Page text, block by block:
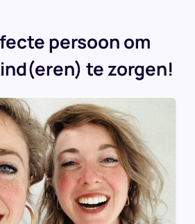
persoon om
te zorgen!